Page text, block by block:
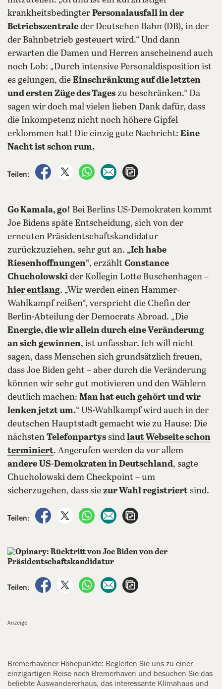
krankheitsbedingter Personalausfall in der
Betriebszentrale der Deutschen Bahn (DB), in der
der Bahnbetrieb gesteuert wird.“ Und dann
erwarten die Damen und Herren anscheinend auch
noch Lob: „Durch intensive Personaldisposition ist
es gelungen, die Einschränkung auf die letzten
und ersten Züge des Tages zu beschränken.“ Da
sagen wir doch mal vielen lieben Dank dafür, dass
die Inkompetenz nicht noch höhere Gipfel
erklommen hat! Die einzig gute Nachricht: Eine
Nacht ist schon rum.
Teilen:
auf Facebook teilen
auf X teilenper WhatsApp teilen
per E-Mail teilen
Go Kamala, go! Bei Berlins US-Demokraten kommt
Joe Bidens späte Entscheidung, sich von der
erneuten Präsidentschaftskandidatur
zurückzuziehen, sehr gut an. „Ich habe
Riesenhoffnungen“, erzählt Constance
Chucholowski der Kollegin Lotte Buschenhagen –
hier entlang. „Wir werden einen Hammer-
Wahlkampf reißen“, verspricht die Chefin der
Berlin-Abteilung der Democrats Abroad. „Die
Energie, die wir allein durch eine Veränderung
an sich gewinnen, ist unfassbar. Ich will nicht
sagen, dass Menschen sich grundsätzlich freuen,
dass Joe Biden geht – aber durch die Veränderung
können wir sehr gut motivieren und den Wählern
deutlich machen: Man hat euch gehört und wir
lenken jetzt um.“ US-Wahlkampf wird auch in der
deutschen Hauptstadt gemacht wie zu Hause: Die
nächsten Telefonpartys sind laut Webseite schon
terminiert. Angerufen werden da vor allem
andere US-Demokraten in Deutschland, sagte
Chucholowski dem Checkpoint – um
sicherzugehen, dass sie zur Wahl registriert sind.
Teilen:
auf Facebook teilen
auf X teilenper WhatsApp teilen
per E-Mail teilen
Teilen:
auf Facebook teilen
auf X teilenper WhatsApp teilen
per E-Mail teilen
Anzeige
Bremerhavener Höhepunkte: Begleiten Sie uns zu einer
einzigartigen Reise nach Bremerhaven und besuchen Sie das
beliebte Auswandererhaus, das interessante Klimahaus und